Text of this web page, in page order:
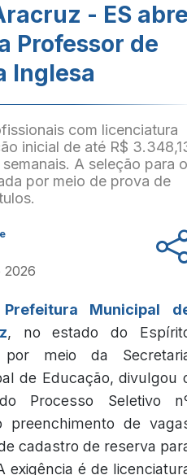
- ES
Professor de
Inglesa
com licenciatura
inicial de até R$
A seleção para
por meio de prova de
2026
Prefeitura Municipal
, no estado do
por meio da
de Educação, divulgou
Processo Seletivo
preenchimento de
cadastro de reserva
exigência é de